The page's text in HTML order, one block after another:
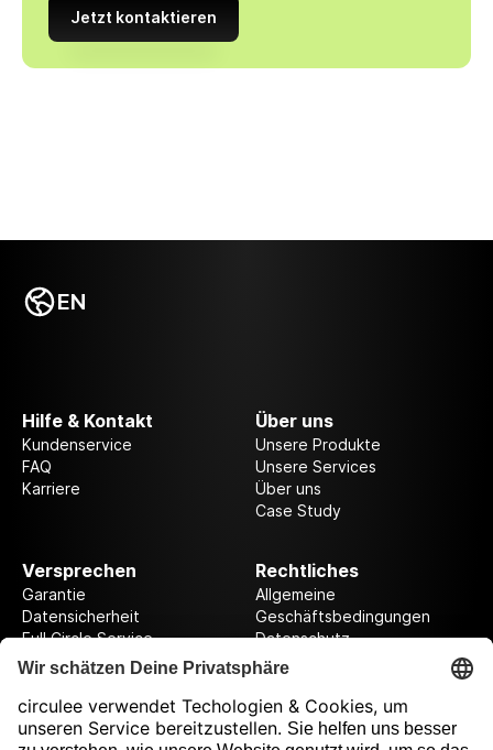
Jetzt kontaktieren
EN
Hilfe & Kontakt
Kundenservice
FAQ
Karriere
Über uns
Unsere Produkte
Unsere Services
Über uns
Case Study
Versprechen
Garantie
Datensicherheit
Full Circle Service
Rechtliches
Allgemeine
Geschäftsbedingungen
Datenschutz
Datenschutzeinstellungen